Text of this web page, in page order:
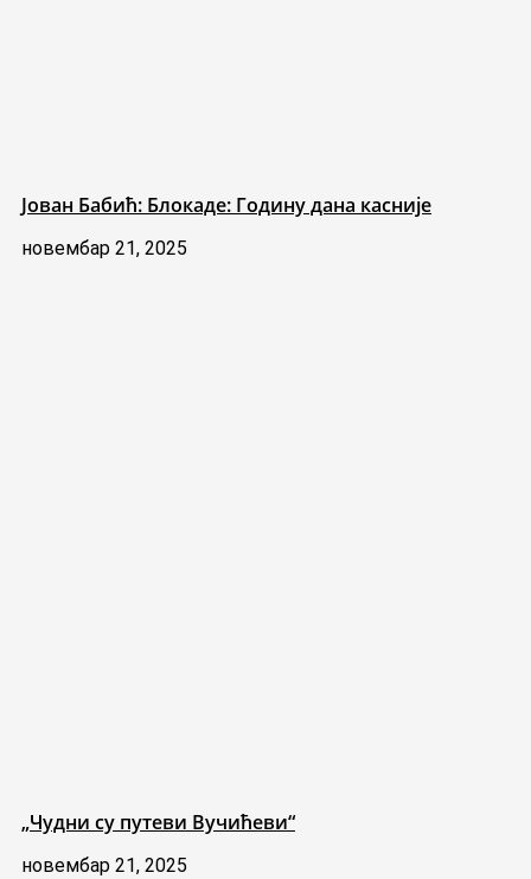
Јован Бабић: Блокаде: Годину дана касније
новембар 21, 2025
„Чудни су путеви Вучићеви“
новембар 21, 2025